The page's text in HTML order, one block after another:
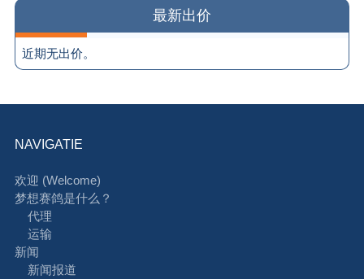
最新出价
近期无出价。
NAVIGATIE
欢迎 (Welcome)
梦想赛鸽是什么？
代理
运输
新闻
新闻报道